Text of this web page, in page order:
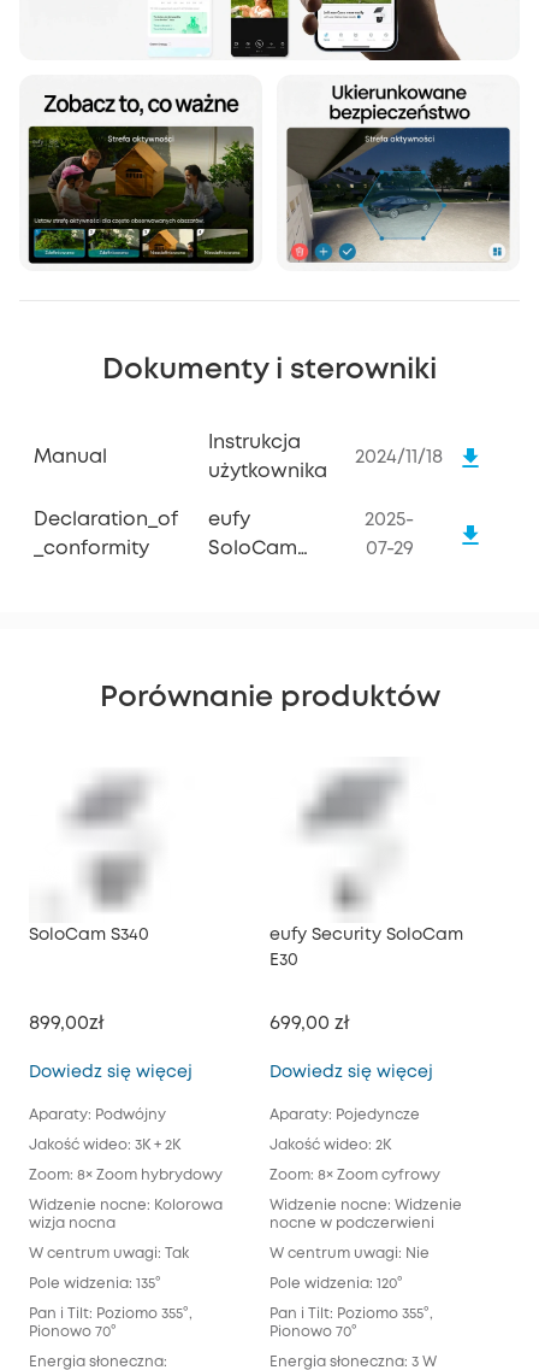
Dokumenty i sterowniki
Manual
Instrukcja
użytkownika
2024/11/18
Declaration_of
_conformity
eufy
SoloCam
2025-
07-29
Porównanie produktów
SoloCam S340
899,00zł
Dowiedz się więcej SoloCam S340
Aparaty: Podwójny
Jakość wideo: 3K + 2K
Zoom: 8× Zoom hybrydowy
Widzenie nocne: Kolorowa
wizja nocna
W centrum uwagi: Tak
Pole widzenia: 135°
Pan i Tilt: Poziomo 355°,
Pionowo 70°
Energia słoneczna:
eufy Security SoloCam
E30
699,00 zł
Dowiedz się więcej
Aparaty: Pojedyncze
Jakość wideo: 2K
Zoom: 8× Zoom cyfrowy
Widzenie nocne: Widzenie
nocne w podczerwieni
W centrum uwagi: Nie
Pole widzenia: 120°
Pan i Tilt: Poziomo 355°,
Pionowo 70°
Energia słoneczna: 3 W